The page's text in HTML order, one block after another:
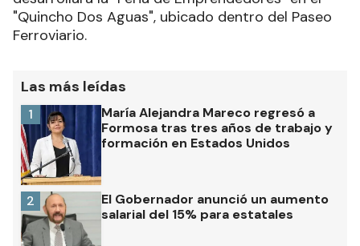
"Quincho Dos Aguas", ubicado dentro del Paseo
Ferroviario.
Las más leídas
María Alejandra Mareco regresó a
Formosa tras tres años de trabajo y
formación en Estados Unidos
1
El Gobernador anunció un aumento
salarial del 15% para estatales
2